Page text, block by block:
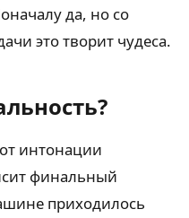
да, но со
это творит чудеса.
интонации
финальный
приходилось